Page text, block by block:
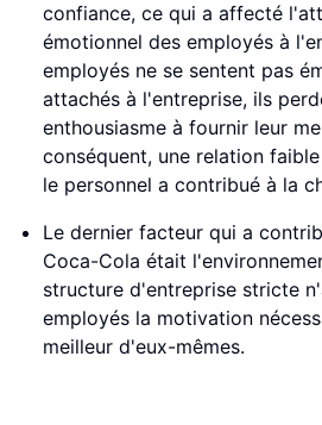
confiance, ce qui a affecté
émotionnel des employés à
employés ne se sentent pas
attachés à l'entreprise, ils
enthousiasme à fournir leur
conséquent, une relation
le personnel a contribué à la
Le dernier facteur qui a
Coca-Cola était
structure d'entreprise stricte
employés la motivation
meilleur d'eux-mêmes.